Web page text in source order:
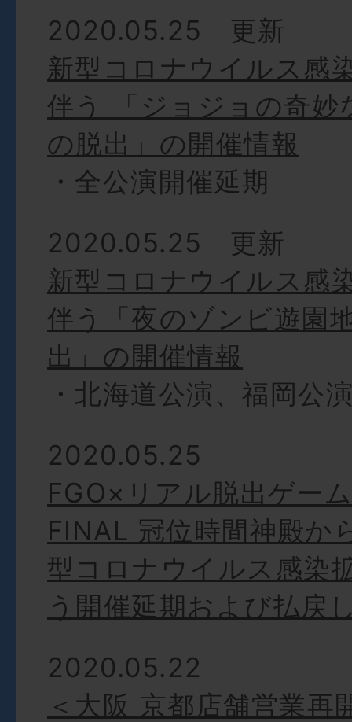
2020.05.25 更新
新型コロナウイルス感
伴う 「ジョジョの奇妙
の脱出」の開催情報
・全公演開催延期
2020.05.25 更新
新型コロナウイルス感
伴う「夜のゾンビ遊園
出」の開催情報
・北海道公演、福岡公
2020.05.25
FGO×リアル脱出ゲー
FINAL 冠位時間神殿か
型コロナウイルス感染
う開催延期および払戻
2020.05.22
＜大阪 京都店舗営業再